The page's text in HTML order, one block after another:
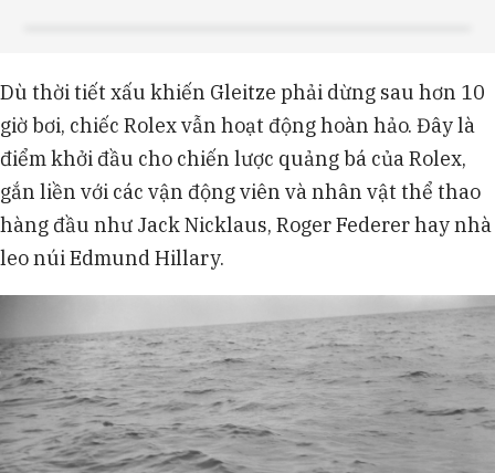
Dù thời tiết xấu khiến Gleitze phải dừng sau hơn 10
giờ bơi, chiếc Rolex vẫn hoạt động hoàn hảo. Đây là
điểm khởi đầu cho chiến lược quảng bá của Rolex,
gắn liền với các vận động viên và nhân vật thể thao
hàng đầu như Jack Nicklaus, Roger Federer hay nhà
leo núi Edmund Hillary.